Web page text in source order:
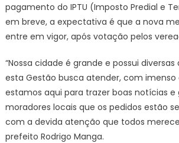
pagamento do IPTU (Imposto Predial e
em breve, a expectativa é que a nova
entre em vigor, após votação pelos
“Nossa cidade é grande e possui
esta Gestão busca atender, com imenso
estamos aqui para trazer boas notícias e
moradores locais que os pedidos estão
com a devida atenção que todos
prefeito Rodrigo Manga.